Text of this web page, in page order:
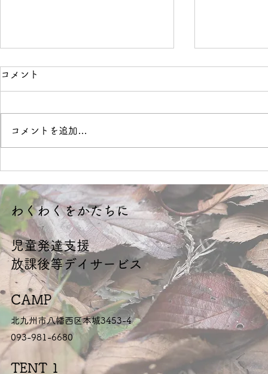
コメント
コメントを追加…
​児童発達支援
放課後等デイサービス
CAMP
北九州市八幡西区本城3453-4
093-981-6680
​わくわくをかたちに
TENT 1